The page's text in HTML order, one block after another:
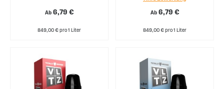
Ab 6,79 €
849,00 € pro 1 Liter
Ab 6,79 €
849,00 € pro 1 Liter